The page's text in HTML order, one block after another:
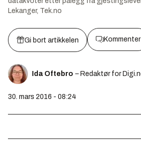
Lekanger, Tek.no
Gi bort artikkelen Kommenter
Ida Oftebro – Redaktør for
30. mars 2016 - 08:24